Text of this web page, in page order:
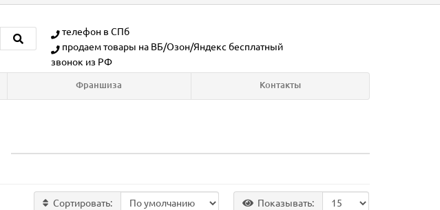
телефон в СПб
продаем товары на ВБ/Озон/Яндекс бесплатный
звонок из РФ
Франшиза Контакты
Сортировать: Показывать: